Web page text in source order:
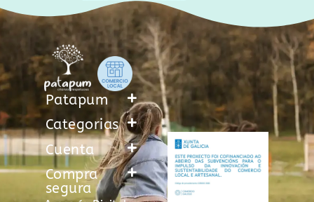
Patapum
Categorias
Cuenta
Compra
segura